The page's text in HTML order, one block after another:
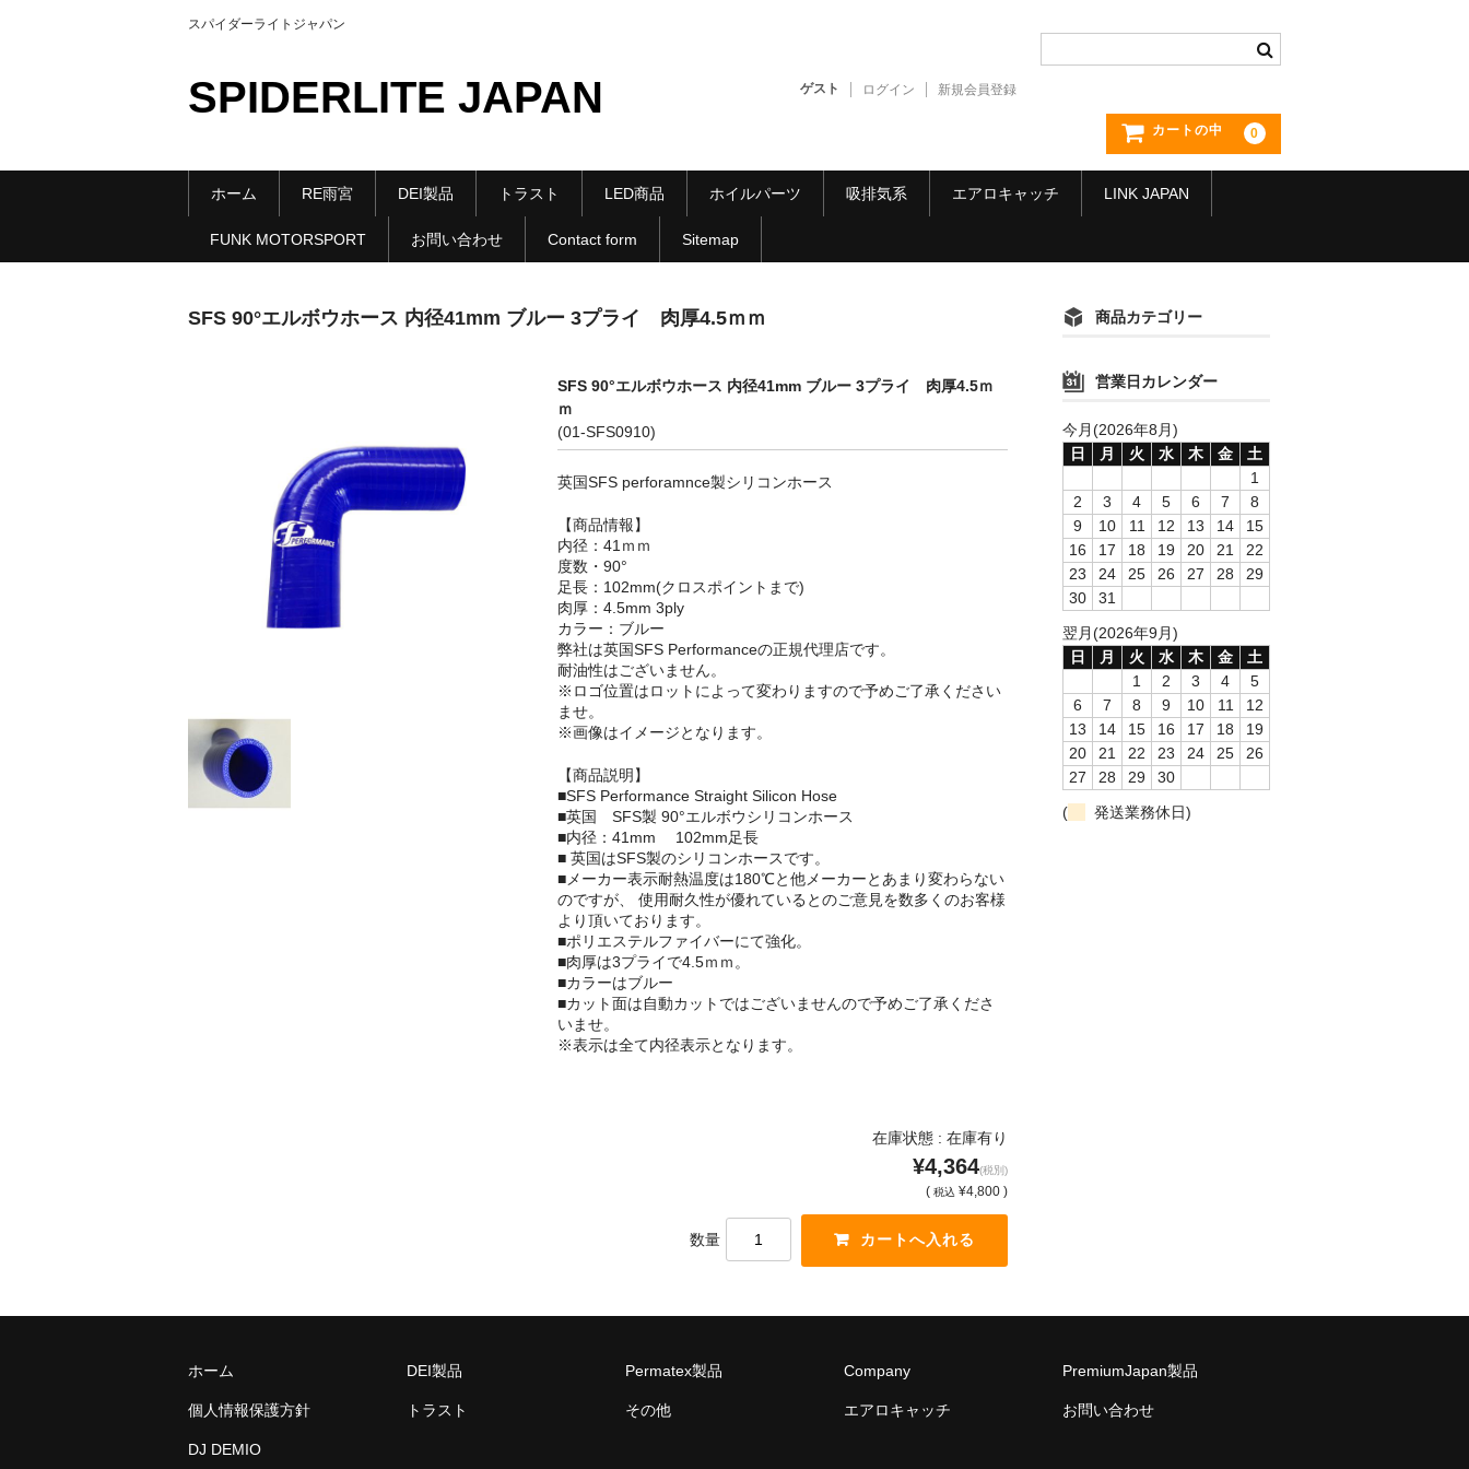
スパイダーライトジャパン
SPIDERLITE JAPAN ゲスト ログイン 新規会員登録
カートの中 0
ホーム RE雨宮 DEI製品 トラスト LED商品 ホイルパーツ 吸排気系 エアロキャッチ LINK JAPAN
FUNK MOTORSPORT お問い合わせ Contact form Sitemap
SFS 90°エルボウホース 内径41mm ブルー 3プライ 肉厚4.5ｍｍ
SFS 90°エルボウホース 内径41mm ブルー 3プライ 肉厚4.5ｍ
ｍ
(01-SFS0910)
英国SFS perforamnce製シリコンホース
【商品情報】
内径：41ｍｍ
度数・90°
足長：102mm(クロスポイントまで)
肉厚：4.5mm 3ply
カラー：ブルー
弊社は英国SFS Performanceの正規代理店です。
耐油性はございません。
※ロゴ位置はロットによって変わりますので予めご了承ください
ませ。
※画像はイメージとなります。
【商品説明】
■SFS Performance Straight Silicon Hose
■英国 SFS製 90°エルボウシリコンホース
■内径：41mm 102mm足長
■ 英国はSFS製のシリコンホースです。
■メーカー表示耐熱温度は180℃と他メーカーとあまり変わらない
のですが、 使用耐久性が優れているとのご意見を数多くのお客様
より頂いております。
■ポリエステルファイバーにて強化。
■肉厚は3プライで4.5ｍｍ。
■カラーはブルー
■カット面は自動カットではございませんので予めご了承くださ
いませ。
※表示は全て内径表示となります。
在庫状態 : 在庫有り
¥4,364(税別)
( 税込 ¥4,800 )
数量
商品カテゴリー
営業日カレンダー
今月(2026年8月)
日
月 火 水 木 金
土
1
2
3 4 5 6 7
8
9
10 11 12 13 14
15
16
17 18 19 20 21
22
23
24 25 26 27 28
29
30
31
翌月(2026年9月)
日
月 火 水 木 金
土
1
2 3 4
5
6
7 8 9 10 11
12
13
14 15 16 17 18
19
20
21 22 23 24 25
26
27
28 29
30
(
発送業務休日)
ホーム DEI製品 Permatex製品 Company PremiumJapan製品
個人情報保護方針 トラスト その他 エアロキャッチ お問い合わせ
DJ DEMIO